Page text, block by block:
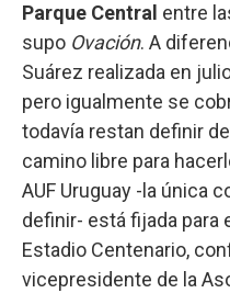
Parque Central entre
supo Ovación. A
Suárez realizada en
pero igualmente se
todavía restan definir
camino libre para
AUF Uruguay -la única
definir- está fijada para
Estadio Centenario,
vicepresidente de la